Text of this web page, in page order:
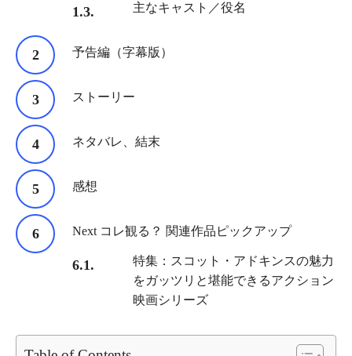
主なキャスト／役名
予告編（字幕版）
ストーリー
ネタバレ、結末
感想
Next コレ観る？ 関連作品ピックアップ
特集：スコット・アドキンスの魅力
をガッツリと堪能できるアクション
映画シリーズ